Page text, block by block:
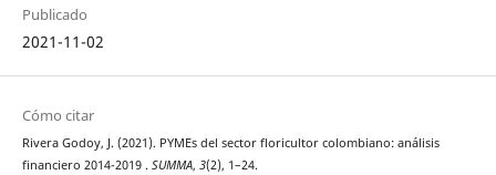
Publicado
2021-11-02
Cómo citar
Rivera Godoy, J. (2021). PYMEs del sector floricultor colombiano: análisis
financiero 2014-2019 . SUMMA, 3(2), 1–24.